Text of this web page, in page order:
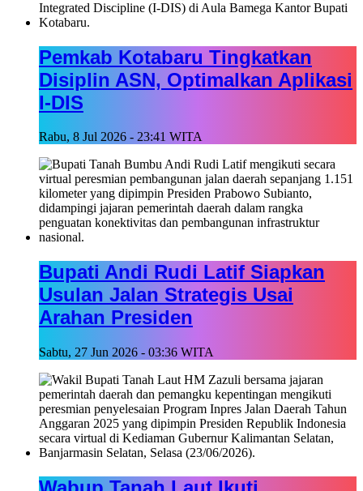
Pemkab Kotabaru Tingkatkan
Disiplin ASN, Optimalkan Aplikasi
I-DIS
Rabu, 8 Jul 2026 - 23:41 WITA
Bupati Andi Rudi Latif Siapkan
Usulan Jalan Strategis Usai
Arahan Presiden
Sabtu, 27 Jun 2026 - 03:36 WITA